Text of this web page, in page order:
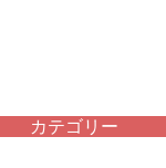
カテゴリー